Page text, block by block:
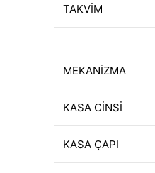
TAKVİM
MEKANİZMA
KASA CİNSİ
KASA ÇAPI